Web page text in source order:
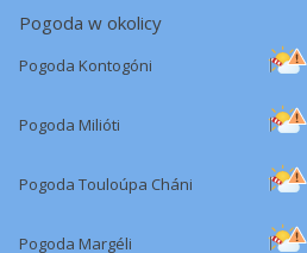
Pogoda w okolicy
Pogoda Kontogóni
Pogoda Milióti
Pogoda Touloúpa Cháni
Pogoda Margéli